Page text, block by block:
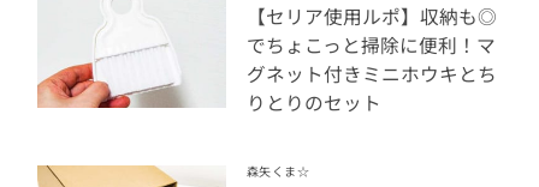
【セリア使用ルポ】収納も◎
でちょこっと掃除に便利！マ
グネット付きミニホウキとち
りとりのセット
森矢くま☆